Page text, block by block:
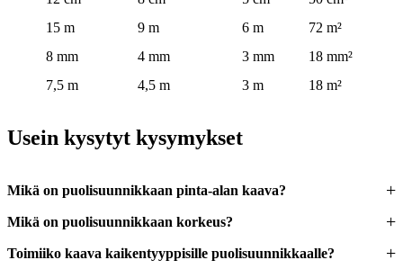
15 m
9 m 6 m
72 m²
8 mm
4 mm 3 mm
18 mm²
7,5 m
4,5 m 3 m 18 m²
Usein kysytyt kysymykset
Mikä on puolisuunnikkaan pinta-alan kaava?
Mikä on puolisuunnikkaan korkeus?
Toimiiko kaava kaikentyyppisille puolisuunnikkaalle?